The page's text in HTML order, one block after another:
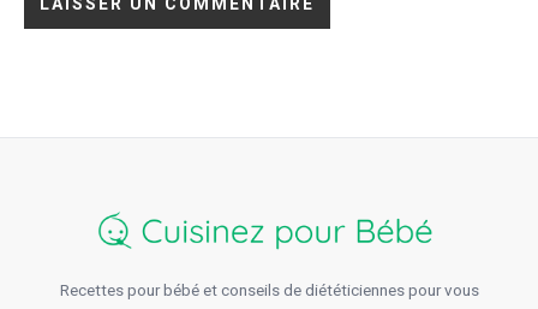
Recettes pour bébé et conseils de diététiciennes pour vous